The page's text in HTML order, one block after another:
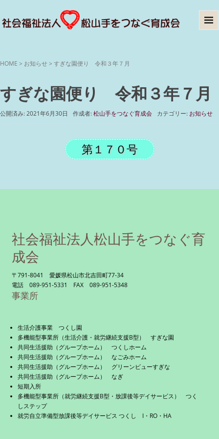
HOME > お知らせ> すぎな園便り 令和３年７月
すぎな園便り 令和３年７月
公開済み: 2021年6月30日 作成者:松山手をつなぐ育成会 カテゴリー: お知らせ
第１７０号
社会福祉法人松山手をつなぐ育
成会
〒791-8041 愛媛県松山市北吉田町77-34
電話 089-951-5331 FAX 089-951-5348
事業所
生活介護事業 つくし園
多機能型事業所（生活介護・就労継続支援B型） すぎな園
共同生活援助（グループホーム） つくしホーム
共同生活援助（グループホーム） なごみホーム
共同生活援助（グループホーム） グリーンビューすぎな
共同生活援助（グループホーム） なぎ
短期入所
多機能型事業所（就労継続支援B型・放課後等デイサービス） つく
しステップ
就労自立準備型放課後等デイサービス つくし I・RO・HA